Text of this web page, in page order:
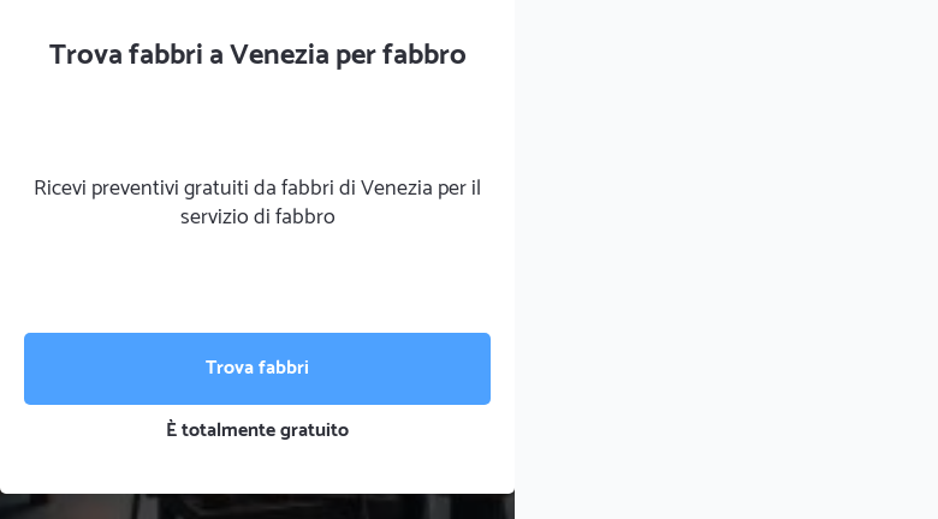
Trova fabbri a Venezia per fabbro
Ricevi preventivi gratuiti da fabbri di Venezia per il
servizio di fabbro
Trova fabbri
È totalmente gratuito